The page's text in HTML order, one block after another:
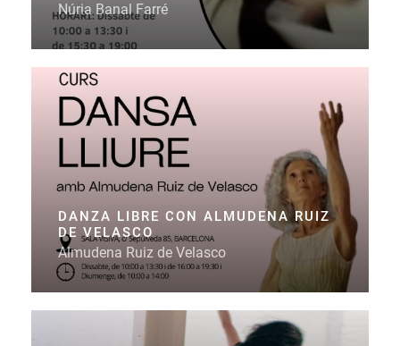
Núria Banal Farré
DANZA LIBRE CON ALMUDENA RUIZ
DE VELASCO
Almudena Ruiz de Velasco